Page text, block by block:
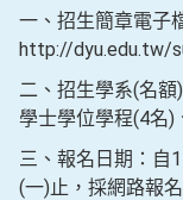
一、招生簡章電子
http://dyu.edu.tw/
二、招生學系(名
學士學位學程(4名)
三、報名日期：自
(一)止，採網路報